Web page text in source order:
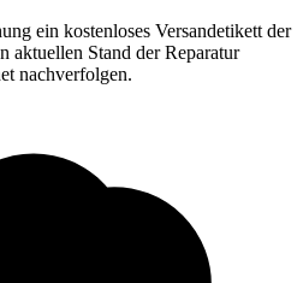
ein kostenloses Versandetikett der
aktuellen Stand der Reparatur
nachverfolgen.